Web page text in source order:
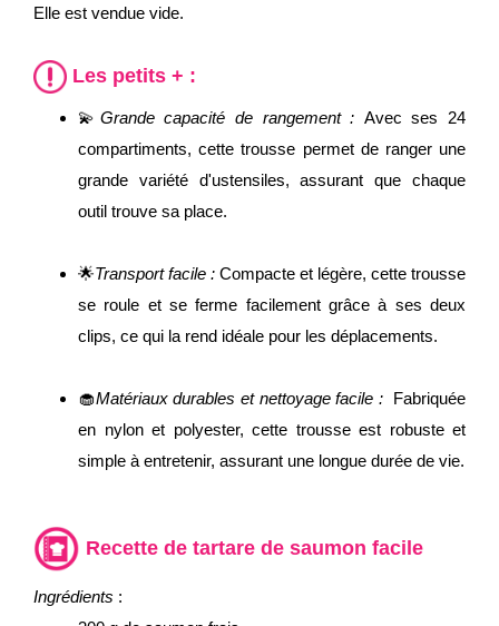
Elle est vendue vide.
Les petits + :
💫 Grande capacité de rangement : Avec ses 24
compartiments, cette trousse permet de ranger une
grande variété d'ustensiles, assurant que chaque
outil trouve sa place.
🌟Transport facile : Compacte et légère, cette trousse
se roule et se ferme facilement grâce à ses deux
clips, ce qui la rend idéale pour les déplacements.
🧁Matériaux durables et nettoyage facile : Fabriquée
en nylon et polyester, cette trousse est robuste et
simple à entretenir, assurant une longue durée de vie.
Recette de tartare de saumon facile
Ingrédients :